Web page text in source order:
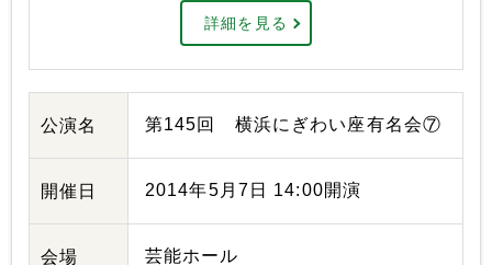
詳細を見る
公演名 第145回 横浜にぎわい座有名会⑦
開催日 2014年5月7日 14:00開演
会場 芸能ホール